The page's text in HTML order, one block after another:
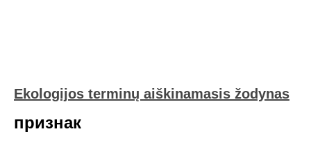
Ekologijos terminų aiškinamasis žodynas
признак